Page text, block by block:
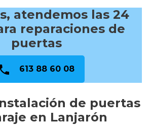
atendemos las 24
reparaciones de
puertas
613 88 60 08
de puertas
en Lanjarón